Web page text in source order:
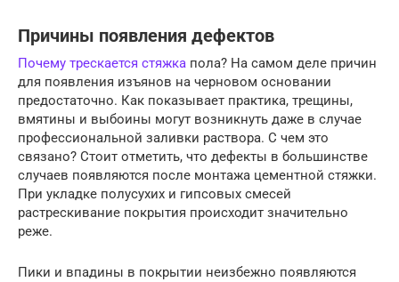
Причины появления дефектов
Почему трескается стяжка пола? На самом деле причин
для появления изъянов на черновом основании
предостаточно. Как показывает практика, трещины,
вмятины и выбоины могут возникнуть даже в случае
профессиональной заливки раствора. С чем это
связано? Стоит отметить, что дефекты в большинстве
случаев появляются после монтажа цементной стяжки.
При укладке полусухих и гипсовых смесей
растрескивание покрытия происходит значительно
реже.
Пики и впадины в покрытии неизбежно появляются